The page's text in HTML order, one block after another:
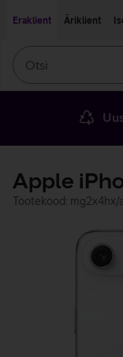
Eraklient
Äriklient
Apple
Tootekood: mg2x4hx/a